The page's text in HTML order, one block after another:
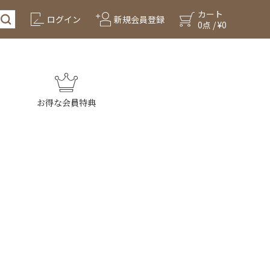
ログイン 新規会員登録
カート
0点 / ¥0
お得な会員特典